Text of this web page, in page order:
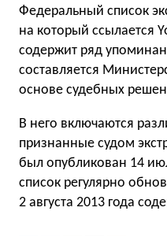
Федеральный список
на который ссылается
содержит ряд
составляется
основе судебных
В него включаются
признанные судом
был опубликован 14
список регулярно
2 августа 2013 года